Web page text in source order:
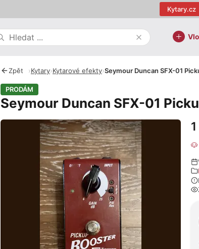
Kytary.cz
Zpět ›Kytary›Kytarové efekty›Seymour Duncan SFX-01
PRODÁM
Seymour Duncan SFX-01
Fotografie